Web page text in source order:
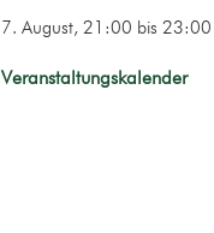
7. August, 21:00 bis 23:00
Veranstaltungskalender